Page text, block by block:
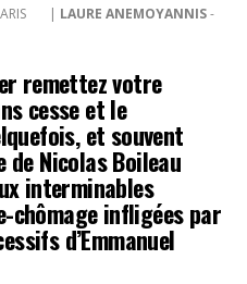
| LAURE ANEMOYANNIS-
remettez votre
cesse et le
et souvent
Nicolas Boileau
interminables
chômage infligées par
d’Emmanuel